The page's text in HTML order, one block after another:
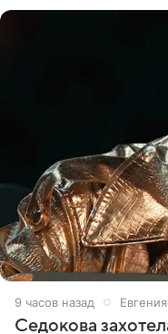
9 часов назад
Седокова